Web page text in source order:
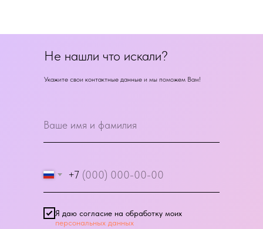
+7
Я даю согласие на обработку моих
персональных данных
Не нашли что искали?
Укажите свои контактные данные и мы поможем Вам!